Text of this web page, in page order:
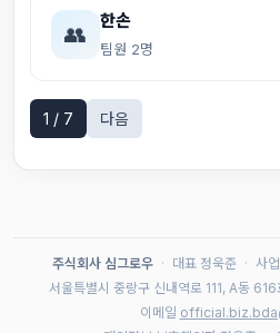
👥
한손
팀원 2명
1 / 7 다음
주식회사 심그로우 · 대표 정욱준 · 사
서울특별시 중랑구 신내역로 111, A동
이메일